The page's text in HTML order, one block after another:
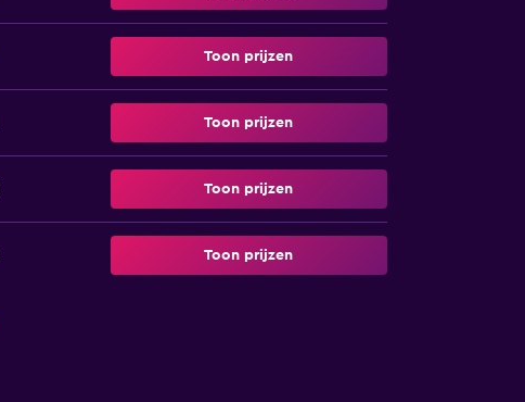
Toon prijzen
Toon prijzen
Toon prijzen
Toon prijzen